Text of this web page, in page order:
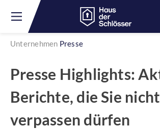
Skip
content
Unternehmen Presse
Presse Highlights:
Berichte, die Sie nicht
verpassen dürfen